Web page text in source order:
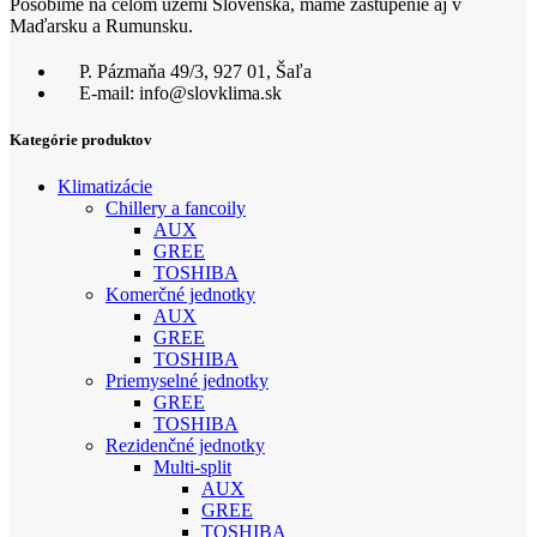
Maďarsku a Rumunsku.
P. Pázmaňa 49/3, 927 01, Šaľa
E-mail: info@slovklima.sk
Kategórie produktov
Klimatizácie
Chillery a fancoily
AUX
GREE
TOSHIBA
Komerčné jednotky
AUX
GREE
TOSHIBA
Priemyselné jednotky
GREE
TOSHIBA
Rezidenčné jednotky
Multi-split
AUX
GREE
TOSHIBA